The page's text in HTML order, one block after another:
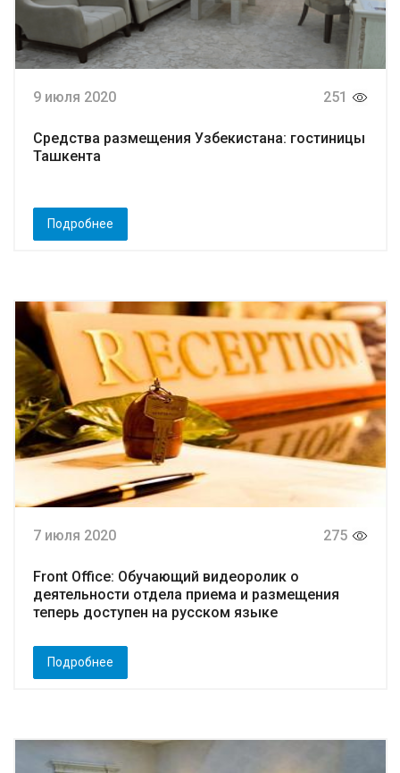
9 июля 2020 251
Средства размещения Узбекистана: гостиницы
Ташкента
Подробнее
7 июля 2020 275
Front Office: Обучающий видеоролик о
деятельности отдела приема и размещения
теперь доступен на русском языке
Подробнее